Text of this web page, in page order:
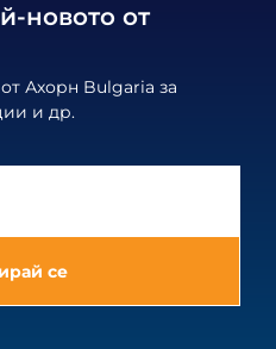
новото от
Ахорн Bulgaria за
и др.
се